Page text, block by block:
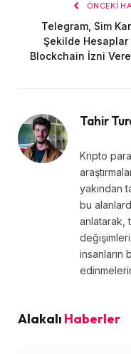
ÖNCEKI
Telegram, Sim
Şekilde Hesaplar
Blockchain İzni
Tahir
Kripto
yakından
bu
anlatarak,
değişimleri
insanların
Alakalı Haberler